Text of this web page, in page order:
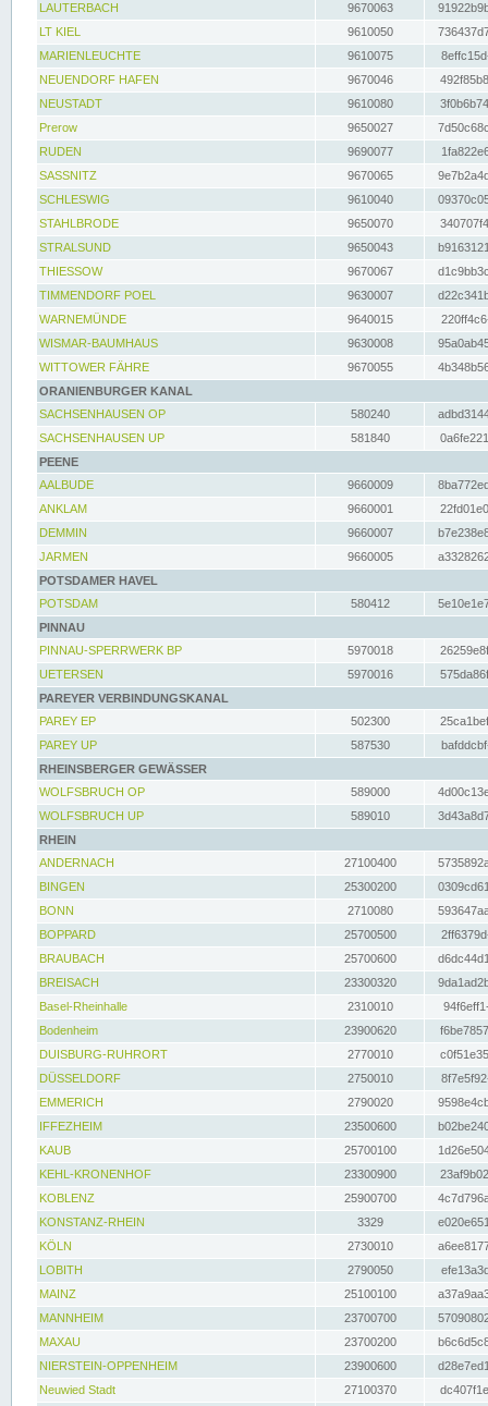
LAUTERBACH
9670063
LT KIEL
9610050
MARIENLEUCHTE
9610075
NEUENDORF HAFEN
9670046
NEUSTADT
9610080
Prerow
9650027
RUDEN
9690077
SASSNITZ
9670065
SCHLESWIG
9610040
STAHLBRODE
9650070
STRALSUND
9650043
THIESSOW
9670067
TIMMENDORF POEL
9630007
WARNEMÜNDE
9640015
WISMAR-BAUMHAUS
9630008
WITTOWER FÄHRE
9670055
ORANIENBURGER KANAL
SACHSENHAUSEN OP
580240
SACHSENHAUSEN UP
581840
PEENE
AALBUDE
9660009
ANKLAM
9660001
DEMMIN
9660007
JARMEN
9660005
POTSDAMER HAVEL
POTSDAM
580412
PINNAU
PINNAU-SPERRWERK BP
5970018
UETERSEN
5970016
PAREYER VERBINDUNGSKANAL
PAREY EP
502300
PAREY UP
587530
RHEINSBERGER GEWÄSSER
WOLFSBRUCH OP
589000
WOLFSBRUCH UP
589010
RHEIN
ANDERNACH
27100400
BINGEN
25300200
BONN
2710080
BOPPARD
25700500
BRAUBACH
25700600
BREISACH
23300320
Basel-Rheinhalle
2310010
Bodenheim
23900620
DUISBURG-RUHRORT
2770010
DÜSSELDORF
2750010
EMMERICH
2790020
IFFEZHEIM
23500600
KAUB
25700100
KEHL-KRONENHOF
23300900
KOBLENZ
25900700
KONSTANZ-RHEIN
3329
KÖLN
2730010
LOBITH
2790050
MAINZ
25100100
MANNHEIM
23700700
MAXAU
23700200
NIERSTEIN-OPPENHEIM
23900600
Neuwied Stadt
27100370